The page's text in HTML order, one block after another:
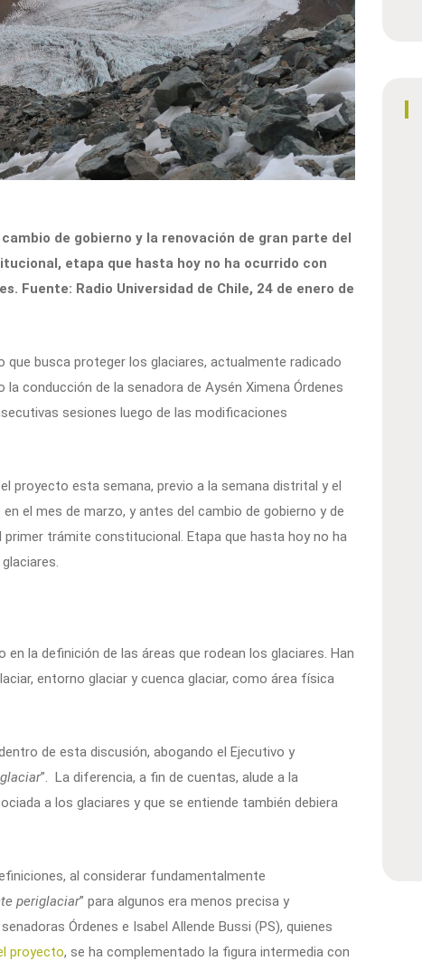
de gobierno y la renovación de gran parte del
etapa que hasta hoy no ha ocurrido con
Fuente: Radio Universidad de Chile, 24 de enero de
busca proteger los glaciares, actualmente radicado
conducción de la senadora de Aysén Ximena Órdenes
sesiones luego de las modificaciones
proyecto esta semana, previo a la semana distrital y el
el mes de marzo, y antes del cambio de gobierno y de
trámite constitucional. Etapa que hasta hoy no ha
la definición de las áreas que rodean los glaciares. Han
entorno glaciar y cuenca glaciar, como área física
de esta discusión, abogando el Ejecutivo y
”. La diferencia, a fin de cuentas, alude a la
a los glaciares y que se entiende también debiera
al considerar fundamentalmente
periglaciar” para algunos era menos precisa y
Órdenes e Isabel Allende Bussi (PS), quienes
proyecto, se ha complementado la figura intermedia con